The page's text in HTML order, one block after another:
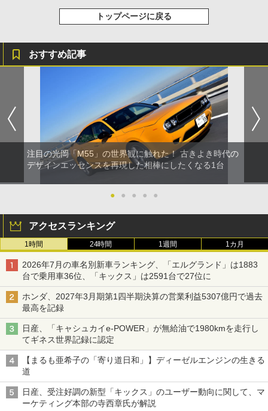
トップページに戻る
おすすめ記事
注目の光岡「M55」の世界観に触れた！ 古きよき時代の
デザインエッセンスを再現した相棒にしたくなる1台
● ● ● ● ●
アクセスランキング
1時間 24時間 1週間 1カ月
2026年7月の車名別新車ランキング、「エルグランド」は1883
台で乗用車36位、「キックス」は2591台で27位に
ホンダ、2027年3月期第1四半期決算の営業利益5307億円で過去
最高を記録
日産、「キャシュカイe-POWER」が無給油で1980kmを走行し
てギネス世界記録に認定
【まるも亜希子の「寄り道日和」】ディーゼルエンジンの生きる
道
日産、受注好調の新型「キックス」のユーザー動向に関して、マ
ーケティング本部の寺西章氏が解説